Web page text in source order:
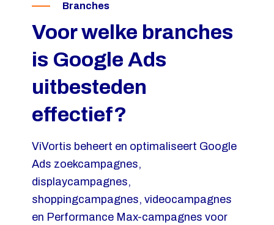
Branches
Voor welke branches
is Google Ads
uitbesteden
effectief?
ViVortis beheert en optimaliseert Google
Ads zoekcampagnes,
displaycampagnes,
shoppingcampagnes, videocampagnes
en Performance Max-campagnes voor